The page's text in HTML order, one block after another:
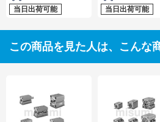
当日出荷可能 当日出荷可能
この商品を見た人は、こんな